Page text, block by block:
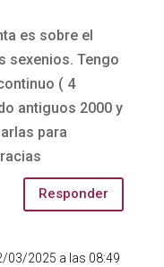
es sobre el
sexenios. Tengo
( 4
antiguos 2000 y
para
Responder
03/2025 a las 08:49